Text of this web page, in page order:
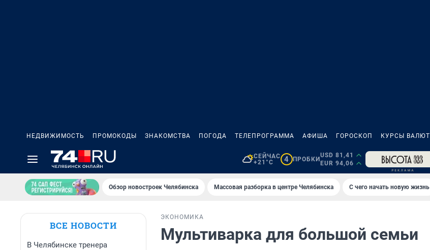
НЕДВИЖИМОСТЬ ПРОМОКОДЫ ЗНАКОМСТВА ПОГОДА ТЕЛЕПРОГРАММА АФИША ГОРОСКОП КУРСЫ ВАЛЮТ
СЕЙЧАС
+21°C
4 ПРОБКИ
USD 81,41
EUR 94,06
Обзор новостроек Челябинска Массовая разборка в центре Челябинска С чего начать новую жизнь
ВСЕ НОВОСТИ
В Челябинске тренера
ЭКОНОМИКА
Мультиварка для большой семьи